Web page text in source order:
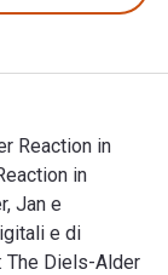
Reaction in
in
Jan e
e di
The Diels-Alder